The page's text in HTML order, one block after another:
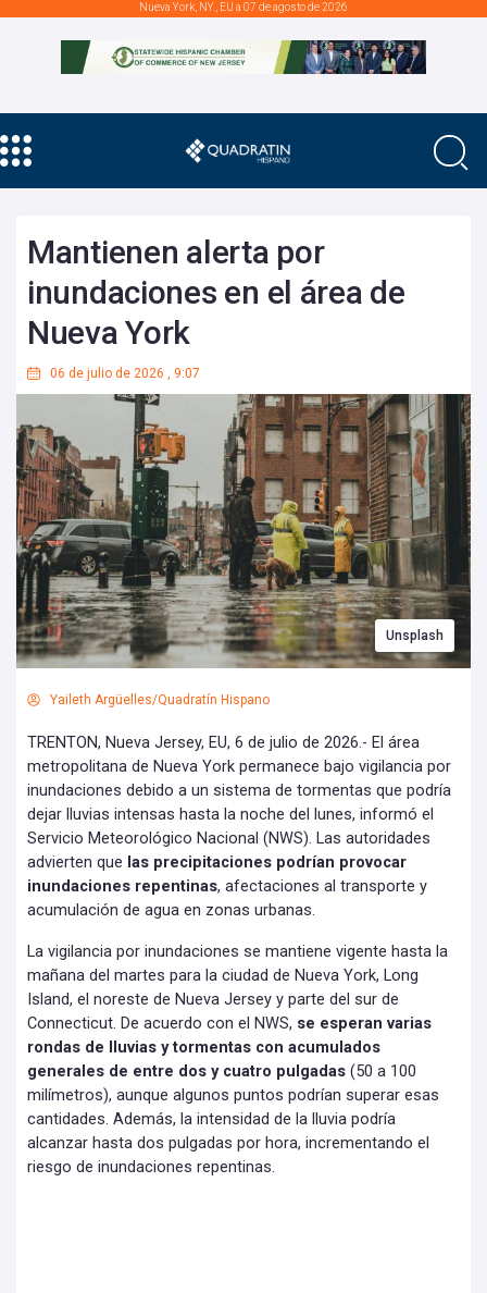
Nueva York, NY., EU a 07 de agosto de 2026
Mantienen alerta por
inundaciones en el área de
Nueva York
06 de julio de 2026 , 9:07
Unsplash
Yaileth Argüelles/Quadratín Hispano
TRENTON, Nueva Jersey, EU, 6 de julio de 2026.- El área
metropolitana de Nueva York permanece bajo vigilancia por
inundaciones debido a un sistema de tormentas que podría
dejar lluvias intensas hasta la noche del lunes, informó el
Servicio Meteorológico Nacional (NWS). Las autoridades
advierten que las precipitaciones podrían provocar
inundaciones repentinas, afectaciones al transporte y
acumulación de agua en zonas urbanas.
La vigilancia por inundaciones se mantiene vigente hasta la
mañana del martes para la ciudad de Nueva York, Long
Island, el noreste de Nueva Jersey y parte del sur de
Connecticut. De acuerdo con el NWS, se esperan varias
rondas de lluvias y tormentas con acumulados
generales de entre dos y cuatro pulgadas (50 a 100
milímetros), aunque algunos puntos podrían superar esas
cantidades. Además, la intensidad de la lluvia podría
alcanzar hasta dos pulgadas por hora, incrementando el
riesgo de inundaciones repentinas.